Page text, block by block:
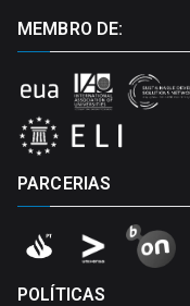
MEMBRO DE:
PARCERIAS
POLÍTICAS